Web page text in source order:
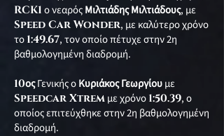
RCK1ο νεαρόςΜιλτιάδης Μιλτιάδους, με
Speed Car Wonder, με καλύτερο χρόνο
το1:49.67, τον οποίο πέτυχε στην 2η
βαθμολογημένη διαδρομή.
10οςΓενικής οΚυριάκος Γεωργίουμε
Speedcar Xtremμε χρόνο1:50.39, ο
οποίος επιτεύχθηκε στην 2η βαθμολογημένη
διαδρομή.